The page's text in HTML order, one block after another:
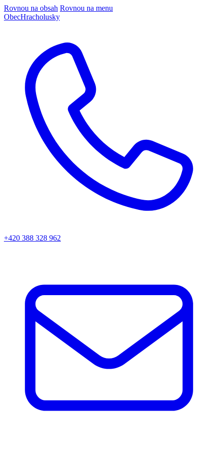
Rovnou na obsah Rovnou na menu
ObecHracholusky
+420 388 328 962